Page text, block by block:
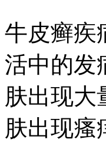
牛皮癣疾
活中的发
肤出现大
肤出现瘙